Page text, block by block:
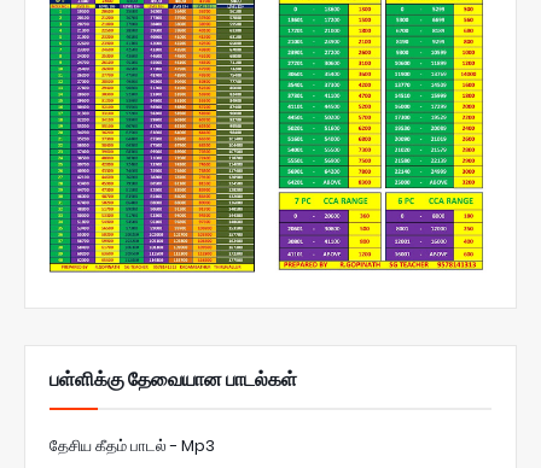
பள்ளிக்கு தேவையான பாடல்கள்
தேசிய கீதம் பாடல் - Mp3